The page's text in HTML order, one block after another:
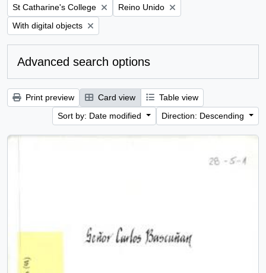
Remove filter:
St Catharine's College Remove filter:
Reino Unido
Remove filter:
With digital objects
Advanced search options
Print preview Card view
Table view
Sort by: Date modified
Direction: Descending